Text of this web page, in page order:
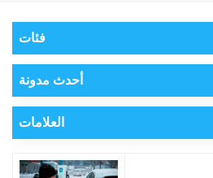
فئات
أحدث مدونة
العلامات